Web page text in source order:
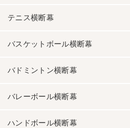
テニス横断幕
バスケットボール横断幕
バドミントン横断幕
バレーボール横断幕
ハンドボール横断幕